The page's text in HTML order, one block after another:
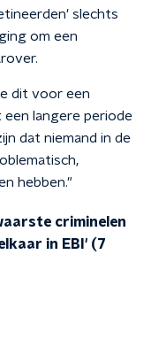
slechts
om een
dit voor een
een langere periode
dat niemand in de
hebben."
criminelen
in EBI' (7